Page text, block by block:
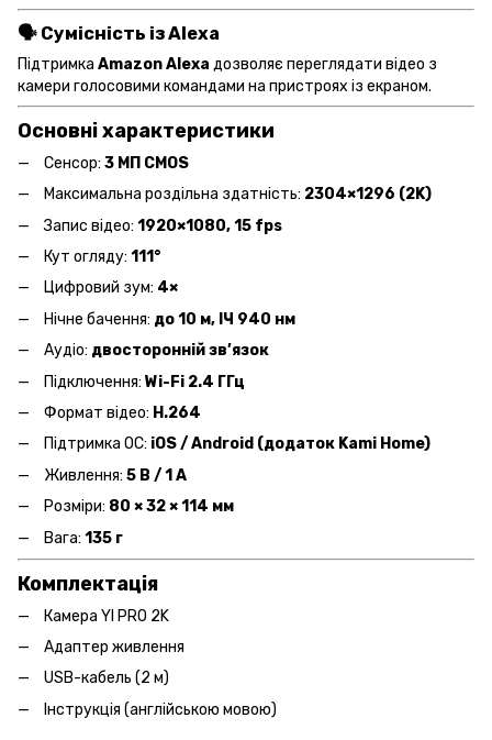
🗣 Сумісність із Alexa
Підтримка Amazon Alexa дозволяє переглядати відео з
камери голосовими командами на пристроях із екраном.
Основні характеристики
Сенсор: 3 МП CMOS
Максимальна роздільна здатність: 2304×1296 (2K)
Запис відео: 1920×1080, 15 fps
Кут огляду: 111°
Цифровий зум: 4×
Нічне бачення: до 10 м, ІЧ 940 нм
Аудіо: двосторонній зв’язок
Підключення: Wi-Fi 2.4 ГГц
Формат відео: H.264
Підтримка ОС: iOS / Android (додаток Kami Home)
Живлення: 5 В / 1 А
Розміри: 80 × 32 × 114 мм
Вага: 135 г
Комплектація
Камера YI PRO 2K
Адаптер живлення
USB-кабель (2 м)
Інструкція (англійською мовою)